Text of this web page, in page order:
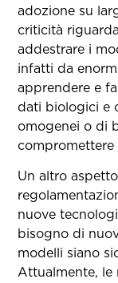
adozione su
criticità
addestrare i
infatti da
apprendere e
dati biologici e
omogenei o di
compromettere
Un altro
nuove
bisogno di
modelli siano
Attualmente, le